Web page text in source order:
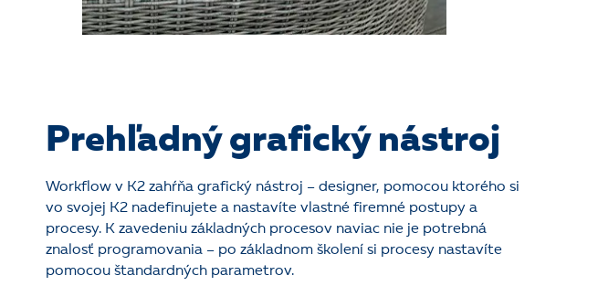
Prehľadný grafický nástroj
Workflow v K2 zahŕňa grafický nástroj – designer, pomocou ktorého si
vo svojej K2 nadefinujete a nastavíte vlastné firemné postupy a
procesy. K zavedeniu základných procesov naviac nie je potrebná
znalosť programovania – po základnom školení si procesy nastavíte
pomocou štandardných parametrov.